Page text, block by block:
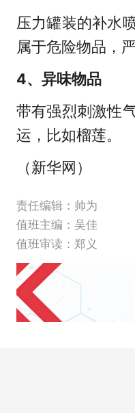
压力罐装的补水
属于危险物品，
4、异味物品
带有强烈刺激性
运，比如榴莲。
（新华网）
责任编辑：帅为
值班主编： 吴佳
值班审读：郑义